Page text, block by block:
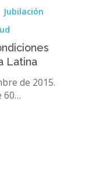
Jubilación
Latina
de 2015.
60…